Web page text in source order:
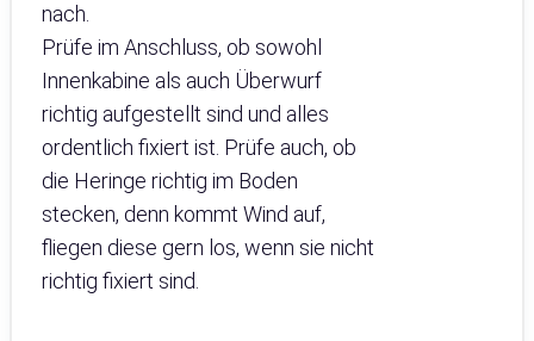
nach.
Prüfe im Anschluss, ob sowohl
Innenkabine als auch Überwurf
richtig aufgestellt sind und alles
ordentlich fixiert ist. Prüfe auch, ob
die Heringe richtig im Boden
stecken, denn kommt Wind auf,
fliegen diese gern los, wenn sie nicht
richtig fixiert sind.